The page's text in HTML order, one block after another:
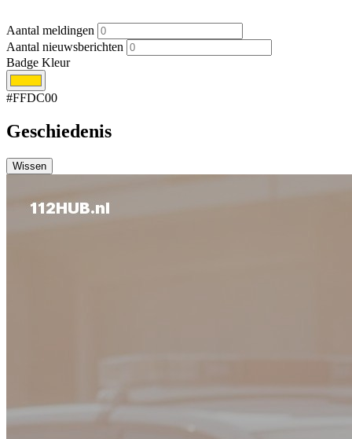
Aantal meldingen
Aantal nieuwsberichten
Badge Kleur
#FFDC00
Geschiedenis
Wissen